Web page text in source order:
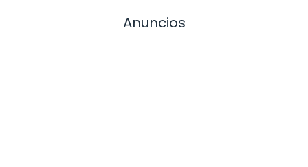
Anuncios